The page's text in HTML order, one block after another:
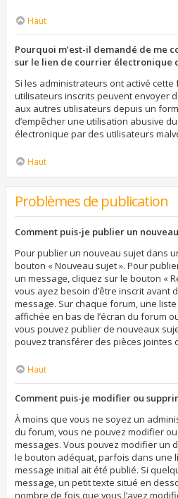
Haut
Pourquoi m’est-il demandé de me
sur le lien de courrier électronique
Si les administrateurs ont activé
utilisateurs inscrits peuvent envoyer
aux autres utilisateurs depuis un
d’empêcher une utilisation abusive
électronique par des utilisateurs
Haut
Problèmes de publication
Comment puis-je publier un
Pour publier un nouveau sujet dans
bouton « Nouveau sujet ». Pour
un message, cliquez sur le bouton «
vous ayez besoin d’être inscrit avant
message. Sur chaque forum, une
affichée en bas de l’écran du forum
vous pouvez publier de nouveaux
pouvez transférer des pièces jointes
Haut
Comment puis-je modifier ou
À moins que vous ne soyez un
du forum, vous ne pouvez modifier
messages. Vous pouvez modifier un
le bouton adéquat, parfois dans une
message initial ait été publié. Si
message, un petit texte situé en
nombre de fois que vous l’avez